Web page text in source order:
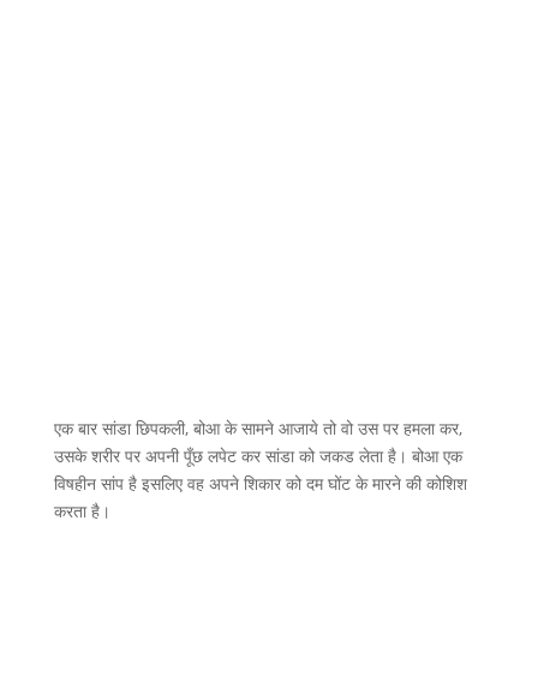
एक बार सांडा छिपकली, बोआ के सामने आजाये तो वो उस पर हमला कर,
उसके शरीर पर अपनी पूँछ लपेट कर सांडा को जकड लेता है। बोआ एक
विषहीन सांप है इसलिए वह अपने शिकार को दम घोंट के मारने की कोशिश
करता है।